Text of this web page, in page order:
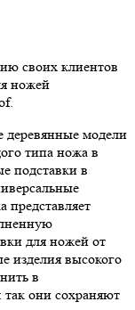
своих клиентов
ножей
деревянные модели
типа ножа в
подставки в
представляет
для ножей от
изделия высокого
в
так они сохраняют